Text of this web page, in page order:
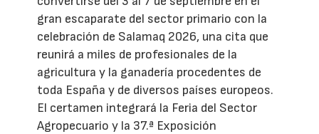
gran escaparate del sector primario con la
celebración de Salamaq 2026, una cita que
reunirá a miles de profesionales de la
agricultura y la ganadería procedentes de
toda España y de diversos países europeos.
El certamen integrará la Feria del Sector
Agropecuario y la 37.ª Exposición